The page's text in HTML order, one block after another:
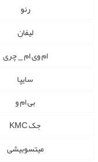
رنو
لیفان
ام وی ام _ چری
سایپا
بی ام و
جک KMC
میتسوبیشی